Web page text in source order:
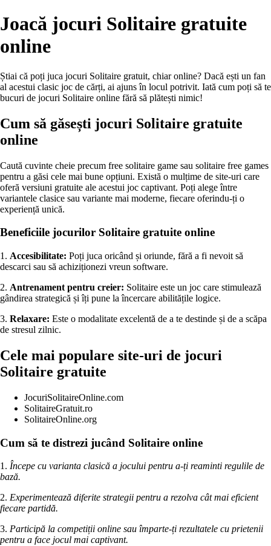
Joacă jocuri Solitaire gratuite
online
Știai că poți juca jocuri Solitaire gratuit, chiar online? Dacă ești un fan
al acestui clasic joc de cărți, ai ajuns în locul potrivit. Iată cum poți să te
bucuri de jocuri Solitaire online fără să plătești nimic!
Cum să găsești jocuri Solitaire gratuite
online
Caută cuvinte cheie precum free solitaire game sau solitaire free games
pentru a găsi cele mai bune opțiuni. Există o mulțime de site-uri care
oferă versiuni gratuite ale acestui joc captivant. Poți alege între
variantele clasice sau variante mai moderne, fiecare oferindu-ți o
experiență unică.
Beneficiile jocurilor Solitaire gratuite online
1. Accesibilitate: Poți juca oricând și oriunde, fără a fi nevoit să
descarci sau să achiziționezi vreun software.
2. Antrenament pentru creier: Solitaire este un joc care stimulează
gândirea strategică și îți pune la încercare abilitățile logice.
3. Relaxare: Este o modalitate excelentă de a te destinde și de a scăpa
de stresul zilnic.
Cele mai populare site-uri de jocuri
Solitaire gratuite
JocuriSolitaireOnline.com
SolitaireGratuit.ro
SolitaireOnline.org
Cum să te distrezi jucând Solitaire online
1. Începe cu varianta clasică a jocului pentru a-ți reaminti regulile de
bază.
2. Experimentează diferite strategii pentru a rezolva cât mai eficient
fiecare partidă.
3. Participă la competiții online sau împarte-ți rezultatele cu prietenii
pentru a face jocul mai captivant.